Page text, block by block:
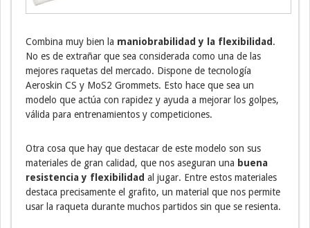
Combina muy bien la maniobrabilidad y la flexibilidad.
No es de extrañar que sea considerada como una de las
mejores raquetas del mercado. Dispone de tecnología
Aeroskin CS y MoS2 Grommets. Esto hace que sea un
modelo que actúa con rapidez y ayuda a mejorar los golpes,
válida para entrenamientos y competiciones.
Otra cosa que hay que destacar de este modelo son sus
materiales de gran calidad, que nos aseguran una buena
resistencia y flexibilidad al jugar. Entre estos materiales
destaca precisamente el grafito, un material que nos permite
usar la raqueta durante muchos partidos sin que se resienta.